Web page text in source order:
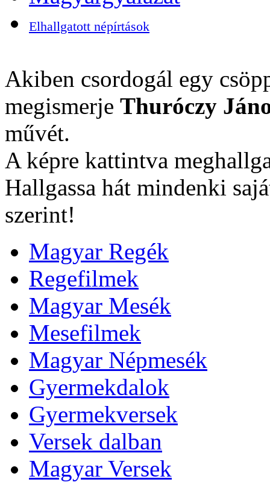
Elhallgatott népírtások
Akiben csordogál egy
megismerje Thuróczy
művét.
A képre kattintva
Hallgassa hát mindenki
szerint!
Magyar Regék
Regefilmek
Magyar Mesék
Mesefilmek
Magyar Népmesék
Gyermekdalok
Gyermekversek
Versek dalban
Magyar Versek